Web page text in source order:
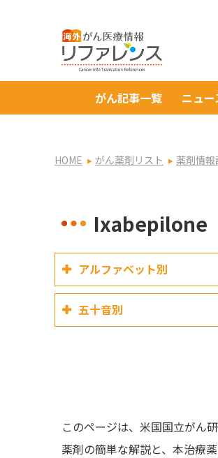
がん記事一覧 ニュ
HOME がん薬剤リスト 薬剤情報
Ixabepilone
アルファベット別
五十音別
このページは、米国国立がん
薬剤の簡単な解説と、本治療